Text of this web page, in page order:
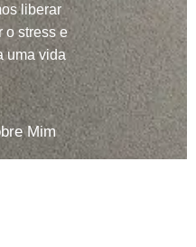
liberar
o stress e
uma vida
Mim